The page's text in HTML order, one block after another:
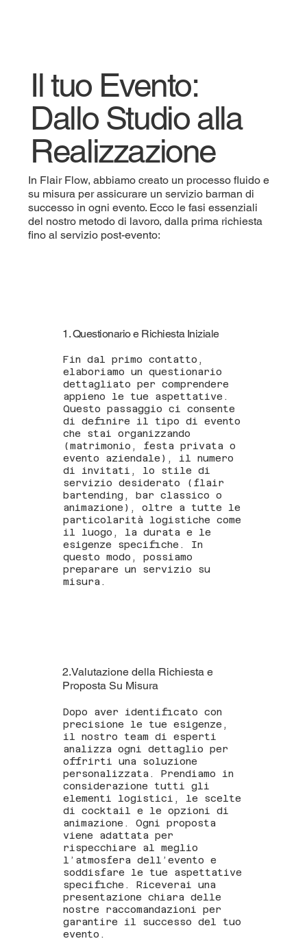
Il tuo Evento:
Dallo Studio alla
Realizzazione
In Flair Flow, abbiamo creato un processo fluido e
su misura per assicurare un servizio barman di
successo in ogni evento. Ecco le fasi essenziali
del nostro metodo di lavoro, dalla prima richiesta
fino al servizio post-evento:
1. Questionario e Richiesta Iniziale
Fin dal primo contatto,
elaboriamo un questionario
dettagliato per comprendere
appieno le tue aspettative.
Questo passaggio ci consente
di definire il tipo di evento
che stai organizzando
(matrimonio, festa privata o
evento aziendale), il numero
di invitati, lo stile di
servizio desiderato (flair
bartending, bar classico o
animazione), oltre a tutte le
particolarità logistiche come
il luogo, la durata e le
esigenze specifiche. In
questo modo, possiamo
preparare un servizio su
misura.
2.Valutazione della Richiesta e
Proposta Su Misura
Dopo aver identificato con
precisione le tue esigenze,
il nostro team di esperti
analizza ogni dettaglio per
offrirti una soluzione
personalizzata. Prendiamo in
considerazione tutti gli
elementi logistici, le scelte
di cocktail e le opzioni di
animazione. Ogni proposta
viene adattata per
rispecchiare al meglio
l’atmosfera dell’evento e
soddisfare le tue aspettative
specifiche. Riceverai una
presentazione chiara delle
nostre raccomandazioni per
garantire il successo del tuo
evento.